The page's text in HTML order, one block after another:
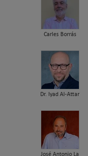
Carles Borrás
Dr. Iyad Al-Attar
José Antonio La